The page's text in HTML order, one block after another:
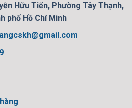
Hữu Tiến, Phường Tây Thạnh,
phố Hồ Chí Minh